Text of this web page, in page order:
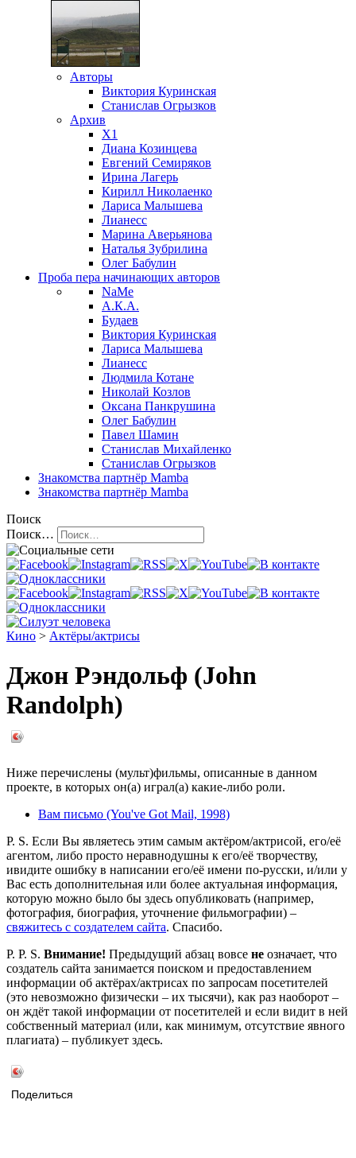
Авторы
Виктория Куринская
Станислав Огрызков
Архив
X1
Диана Козинцева
Евгений Семиряков
Ирина Лагерь
Кирилл Николаенко
Лариса Малышева
Лианесс
Марина Аверьянова
Наталья Зубрилина
Олег Бабулин
Проба пера начинающих авторов
NaMe
А.К.А.
Будаев
Виктория Куринская
Лариса Малышева
Лианесс
Людмила Котане
Николай Козлов
Оксана Панкрушина
Олег Бабулин
Павел Шамин
Станислав Михайленко
Станислав Огрызков
Знакомства партнёр Mamba
Знакомства партнёр Mamba
Поиск
Поиск…
Кино > Актёры/актрисы
Джон Рэндольф (John
Randolph)
Ниже перечислены (мульт)фильмы, описанные в данном
проекте, в которых он(а) играл(а) какие-либо роли.
Вам письмо (You've Got Mail, 1998)
P. S. Если Вы являетесь этим самым актёром/актрисой, его/её
агентом, либо просто неравнодушны к его/её творчеству,
ивидите ошибку в написании его/её имени по-русски, и/или у
Вас есть дополнительная или более актуальная информация,
которую можно было бы здесь опубликовать (например,
фотография, биография, уточнение фильмографии) –
свяжитесь с создателем сайта. Спасибо.
P. P. S. Внимание! Предыдущий абзац вовсе не означает, что
создатель сайта занимается поиском и предоставлением
информации об актёрах/актрисах по запросам посетителей
(это невозможно физически – их тысячи), как раз наоборот –
он ждёт такой информации от посетителей и если видит в ней
собственный материал (или, как минимум, отсутствие явного
плагиата) – публикует здесь.
Поделиться